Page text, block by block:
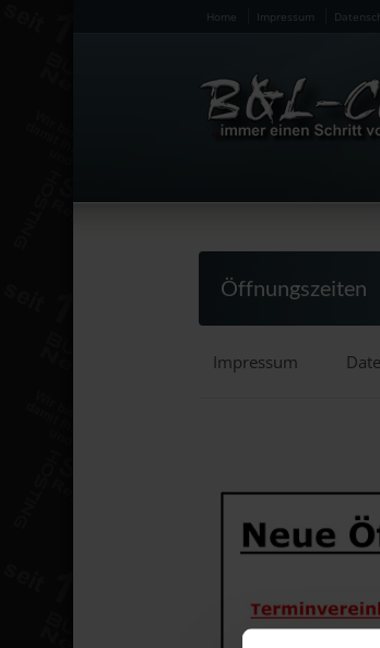
Home Impressum
Öffnungszeiten
Impressum